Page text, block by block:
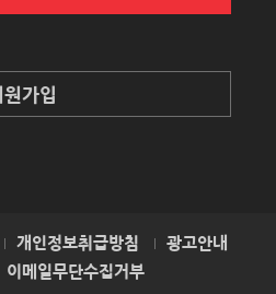
원가입
개인정보취급방침
광고안내
이메일무단수집거부